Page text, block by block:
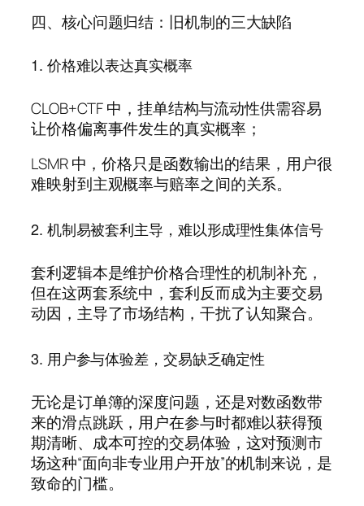
四、核心问题归结：旧机制的三大缺陷
1. 价格难以表达真实概率
CLOB+CTF 中，挂单结构与流动性供需容易
让价格偏离事件发生的真实概率；
LSMR 中，价格只是函数输出的结果，用户很
难映射到主观概率与赔率之间的关系。
2. 机制易被套利主导，难以形成理性集体信号
套利逻辑本是维护价格合理性的机制补充，
但在这两套系统中，套利反而成为主要交易
动因，主导了市场结构，干扰了认知聚合。
3. 用户参与体验差，交易缺乏确定性
无论是订单簿的深度问题，还是对数函数带
来的滑点跳跃，用户在参与时都难以获得预
期清晰、成本可控的交易体验，这对预测市
场这种“面向非专业用户开放”的机制来说，是
致命的门槛。